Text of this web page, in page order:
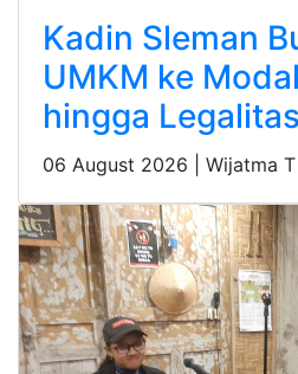
Kadin Sleman
UMKM ke
hingga Legalitas
06 August 2026 | Wijatma